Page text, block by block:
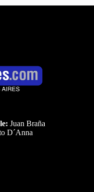
Juan Braña
D´Anna